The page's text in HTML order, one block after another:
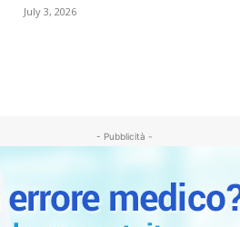
July 3, 2026
- Pubblicità -